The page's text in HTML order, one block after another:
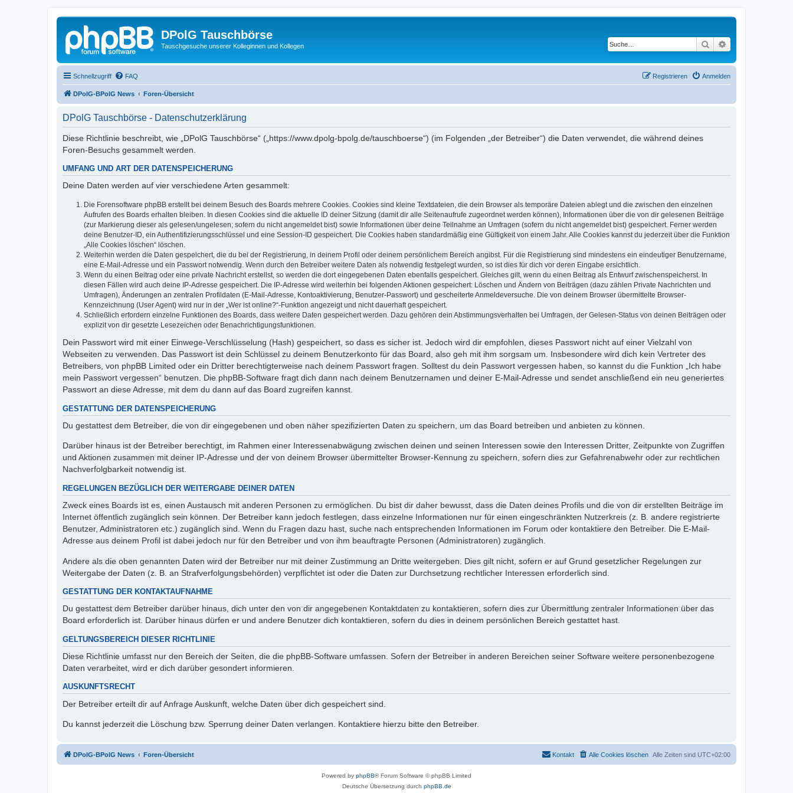
DPolG Tauschbörse
Tauschgesuche unserer Kolleginnen und Kollegen Suche
Schnellzugriff FAQ Anmelden
Registrieren
DPolG-BPolG News Foren-Übersicht
DPolG Tauschbörse - Datenschutzerklärung
Diese Richtlinie beschreibt, wie „DPolG Tauschbörse“ („https://www.dpolg-bpolg.de/tauschboerse“) (im Folgenden „der Betreiber“) die Daten verwendet, die während deines
Foren-Besuchs gesammelt werden.
UMFANG UND ART DER DATENSPEICHERUNG
Deine Daten werden auf vier verschiedene Arten gesammelt:
Die Forensoftware phpBB erstellt bei deinem Besuch des Boards mehrere Cookies. Cookies sind kleine Textdateien, die dein Browser als temporäre Dateien ablegt und die zwischen den einzelnen
Aufrufen des Boards erhalten bleiben. In diesen Cookies sind die aktuelle ID deiner Sitzung (damit dir alle Seitenaufrufe zugeordnet werden können), Informationen über die von dir gelesenen Beiträge
(zur Markierung dieser als gelesen/ungelesen; sofern du nicht angemeldet bist) sowie Informationen über deine Teilnahme an Umfragen (sofern du nicht angemeldet bist) gespeichert. Ferner werden
deine Benutzer-ID, ein Authentifizierungsschlüssel und eine Session-ID gespeichert. Die Cookies haben standardmäßig eine Gültigkeit von einem Jahr. Alle Cookies kannst du jederzeit über die Funktion
„Alle Cookies löschen“ löschen.
Weiterhin werden die Daten gespeichert, die du bei der Registrierung, in deinem Profil oder deinem persönlichem Bereich angibst. Für die Registrierung sind mindestens ein eindeutiger Benutzername,
eine E-Mail-Adresse und ein Passwort notwendig. Wenn durch den Betreiber weitere Daten als notwendig festgelegt wurden, so ist dies für dich vor deren Eingabe ersichtlich.
Wenn du einen Beitrag oder eine private Nachricht erstellst, so werden die dort eingegebenen Daten ebenfalls gespeichert. Gleiches gilt, wenn du einen Beitrag als Entwurf zwischenspeicherst. In
diesen Fällen wird auch deine IP-Adresse gespeichert. Die IP-Adresse wird weiterhin bei folgenden Aktionen gespeichert: Löschen und Ändern von Beiträgen (dazu zählen Private Nachrichten und
Umfragen), Änderungen an zentralen Profildaten (E-Mail-Adresse, Kontoaktivierung, Benutzer-Passwort) und gescheiterte Anmeldeversuche. Die von deinem Browser übermittelte Browser-
Kennzeichnung (User Agent) wird nur in der „Wer ist online?“-Funktion angezeigt und nicht dauerhaft gespeichert.
Schließlich erfordern einzelne Funktionen des Boards, dass weitere Daten gespeichert werden. Dazu gehören dein Abstimmungsverhalten bei Umfragen, der Gelesen-Status von deinen Beiträgen oder
explizit von dir gesetzte Lesezeichen oder Benachrichtigungsfunktionen.
Dein Passwort wird mit einer Einwege-Verschlüsselung (Hash) gespeichert, so dass es sicher ist. Jedoch wird dir empfohlen, dieses Passwort nicht auf einer Vielzahl von
Webseiten zu verwenden. Das Passwort ist dein Schlüssel zu deinem Benutzerkonto für das Board, also geh mit ihm sorgsam um. Insbesondere wird dich kein Vertreter des
Betreibers, von phpBB Limited oder ein Dritter berechtigterweise nach deinem Passwort fragen. Solltest du dein Passwort vergessen haben, so kannst du die Funktion „Ich habe
mein Passwort vergessen“ benutzen. Die phpBB-Software fragt dich dann nach deinem Benutzernamen und deiner E-Mail-Adresse und sendet anschließend ein neu generiertes
Passwort an diese Adresse, mit dem du dann auf das Board zugreifen kannst.
GESTATTUNG DER DATENSPEICHERUNG
Du gestattest dem Betreiber, die von dir eingegebenen und oben näher spezifizierten Daten zu speichern, um das Board betreiben und anbieten zu können.
Darüber hinaus ist der Betreiber berechtigt, im Rahmen einer Interessenabwägung zwischen deinen und seinen Interessen sowie den Interessen Dritter, Zeitpunkte von Zugriffen
und Aktionen zusammen mit deiner IP-Adresse und der von deinem Browser übermittelter Browser-Kennung zu speichern, sofern dies zur Gefahrenabwehr oder zur rechtlichen
Nachverfolgbarkeit notwendig ist.
REGELUNGEN BEZÜGLICH DER WEITERGABE DEINER DATEN
Zweck eines Boards ist es, einen Austausch mit anderen Personen zu ermöglichen. Du bist dir daher bewusst, dass die Daten deines Profils und die von dir erstellten Beiträge im
Internet öffentlich zugänglich sein können. Der Betreiber kann jedoch festlegen, dass einzelne Informationen nur für einen eingeschränkten Nutzerkreis (z. B. andere registrierte
Benutzer, Administratoren etc.) zugänglich sind. Wenn du Fragen dazu hast, suche nach entsprechenden Informationen im Forum oder kontaktiere den Betreiber. Die E-Mail-
Adresse aus deinem Profil ist dabei jedoch nur für den Betreiber und von ihm beauftragte Personen (Administratoren) zugänglich.
Andere als die oben genannten Daten wird der Betreiber nur mit deiner Zustimmung an Dritte weitergeben. Dies gilt nicht, sofern er auf Grund gesetzlicher Regelungen zur
Weitergabe der Daten (z. B. an Strafverfolgungsbehörden) verpflichtet ist oder die Daten zur Durchsetzung rechtlicher Interessen erforderlich sind.
GESTATTUNG DER KONTAKTAUFNAHME
Du gestattest dem Betreiber darüber hinaus, dich unter den von dir angegebenen Kontaktdaten zu kontaktieren, sofern dies zur Übermittlung zentraler Informationen über das
Board erforderlich ist. Darüber hinaus dürfen er und andere Benutzer dich kontaktieren, sofern du dies in deinem persönlichen Bereich gestattet hast.
GELTUNGSBEREICH DIESER RICHTLINIE
Diese Richtlinie umfasst nur den Bereich der Seiten, die die phpBB-Software umfassen. Sofern der Betreiber in anderen Bereichen seiner Software weitere personenbezogene
Daten verarbeitet, wird er dich darüber gesondert informieren.
AUSKUNFTSRECHT
Der Betreiber erteilt dir auf Anfrage Auskunft, welche Daten über dich gespeichert sind.
Du kannst jederzeit die Löschung bzw. Sperrung deiner Daten verlangen. Kontaktiere hierzu bitte den Betreiber.
DPolG-BPolG News Foren-Übersicht Alle Zeiten sind UTC+02:00
Alle Cookies löschen
Kontakt
Powered by phpBB® Forum Software © phpBB Limited
Deutsche Übersetzung durch phpBB.de